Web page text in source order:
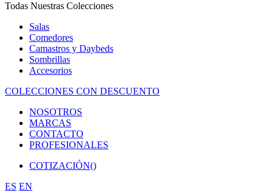
Todas Nuestras Colecciones
Salas
Comedores
Camastros y Daybeds
Sombrillas
Accesorios
COLECCIONES CON DESCUENTO
NOSOTROS
MARCAS
CONTACTO
PROFESIONALES
COTIZACIÓN()
ES EN